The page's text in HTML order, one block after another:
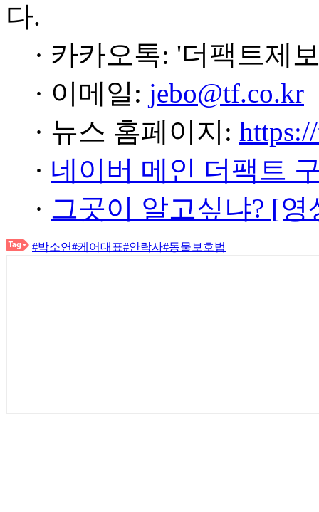
다.
· 카카오톡: '더팩트제
· 이메일: jebo@tf.co.kr
· 뉴스 홈페이지:
· 네이버 메인 더팩트
· 그곳이 알고싶냐? [
#박소연#케어대표#안락사#동물보호법